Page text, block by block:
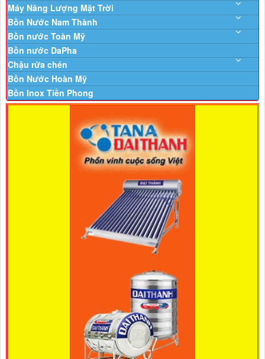
Máy Năng Lượng Mặt Trời
Bồn Nước Nam Thành
Bồn nước Toàn Mỹ
Bồn nước DaPha
Chậu rửa chén
Bồn Nước Hoàn Mỹ
Bồn Inox Tiền Phong